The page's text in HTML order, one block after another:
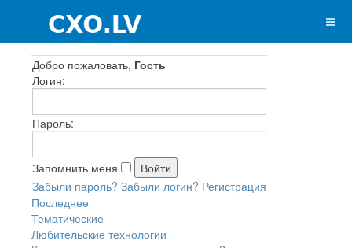
Добро пожаловать, Гость
Логин:
Пароль:
Запомнить меня
Забыли пароль? Забыли логин? Регистрация
Последнее
Тематические
Любительские технологии